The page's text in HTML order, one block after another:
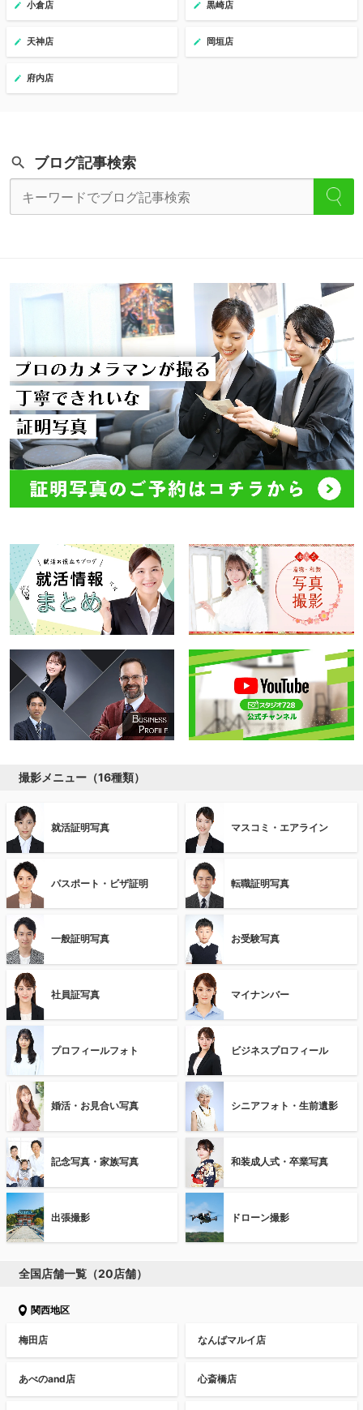
小倉店 黒崎店
天神店 岡垣店
府内店
ブログ記事検索
撮影メニュー（16種類）
就活証明写真 マスコミ・エアライン
パスポート・ビザ証明 転職証明写真
一般証明写真 お受験写真
社員証写真 マイナンバー
プロフィールフォト ビジネスプロフィール
婚活・お見合い写真 シニアフォト・生前遺影
記念写真・家族写真 和装成人式・卒業写真
出張撮影 ドローン撮影
全国店舗一覧（20店舗）
関西地区
梅田店 なんばマルイ店
あべのand店 心斎橋店